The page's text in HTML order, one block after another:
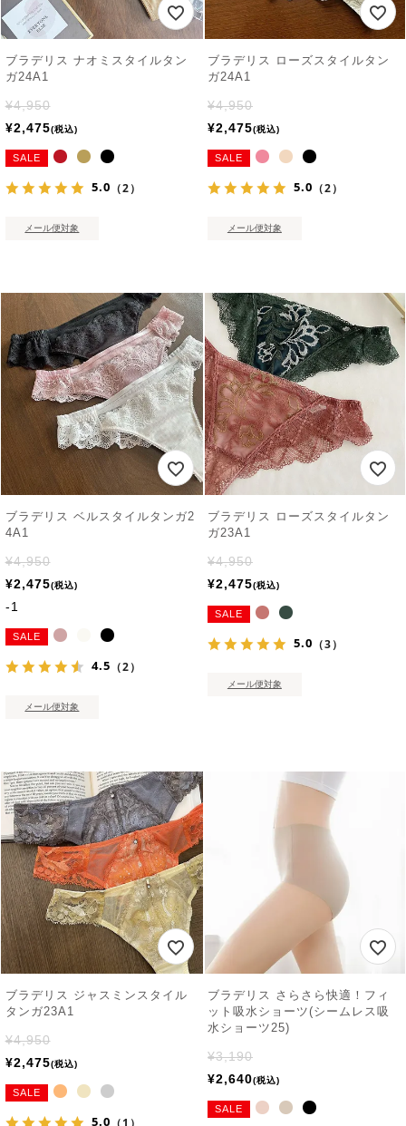
ブラデリス ナオミスタイルタン
ガ24A1
¥4,950
¥2,475 税込
SALE
5.0 （2）
メール便対象
ブラデリス ローズスタイルタン
ガ24A1
¥4,950
¥2,475 税込
SALE
5.0 （2）
メール便対象
ブラデリス ベルスタイルタンガ2
4A1
¥4,950
¥2,475 税込
-1
SALE
4.5 （2）
メール便対象
ブラデリス ローズスタイルタン
ガ23A1
¥4,950
¥2,475 税込
SALE
5.0 （3）
メール便対象
ブラデリス ジャスミンスタイル
タンガ23A1
¥4,950
¥2,475 税込
SALE
5.0
ブラデリス さらさら快適！フィ
ット吸水ショーツ(シームレス吸
水ショーツ25)
¥3,190
¥2,640 税込
SALE